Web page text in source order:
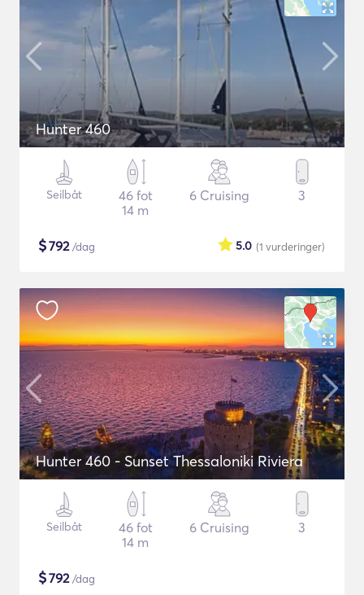
Hunter 460
Seilbåt
46 fot
14 m
6 Cruising 3
$792/dag (1 vurderinger)
5.0
Hunter 460 - Sunset Thessaloniki Riviera
Seilbåt
46 fot
14 m
6 Cruising 3
$792/dag